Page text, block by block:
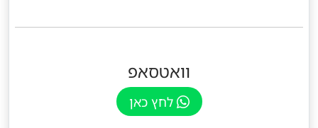
וואטסאפ
לחץ כאן